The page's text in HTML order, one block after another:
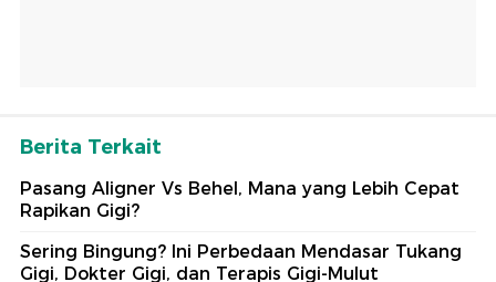
Berita Terkait
Pasang Aligner Vs Behel, Mana yang Lebih Cepat
Rapikan Gigi?
Sering Bingung? Ini Perbedaan Mendasar Tukang
Gigi, Dokter Gigi, dan Terapis Gigi-Mulut